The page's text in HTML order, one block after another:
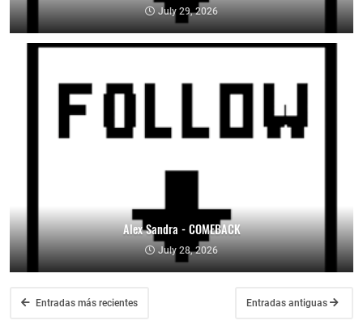
July 29, 2026
Alex Sandra - COMEBACK
July 28, 2026
Entradas más recientes Entradas antiguas